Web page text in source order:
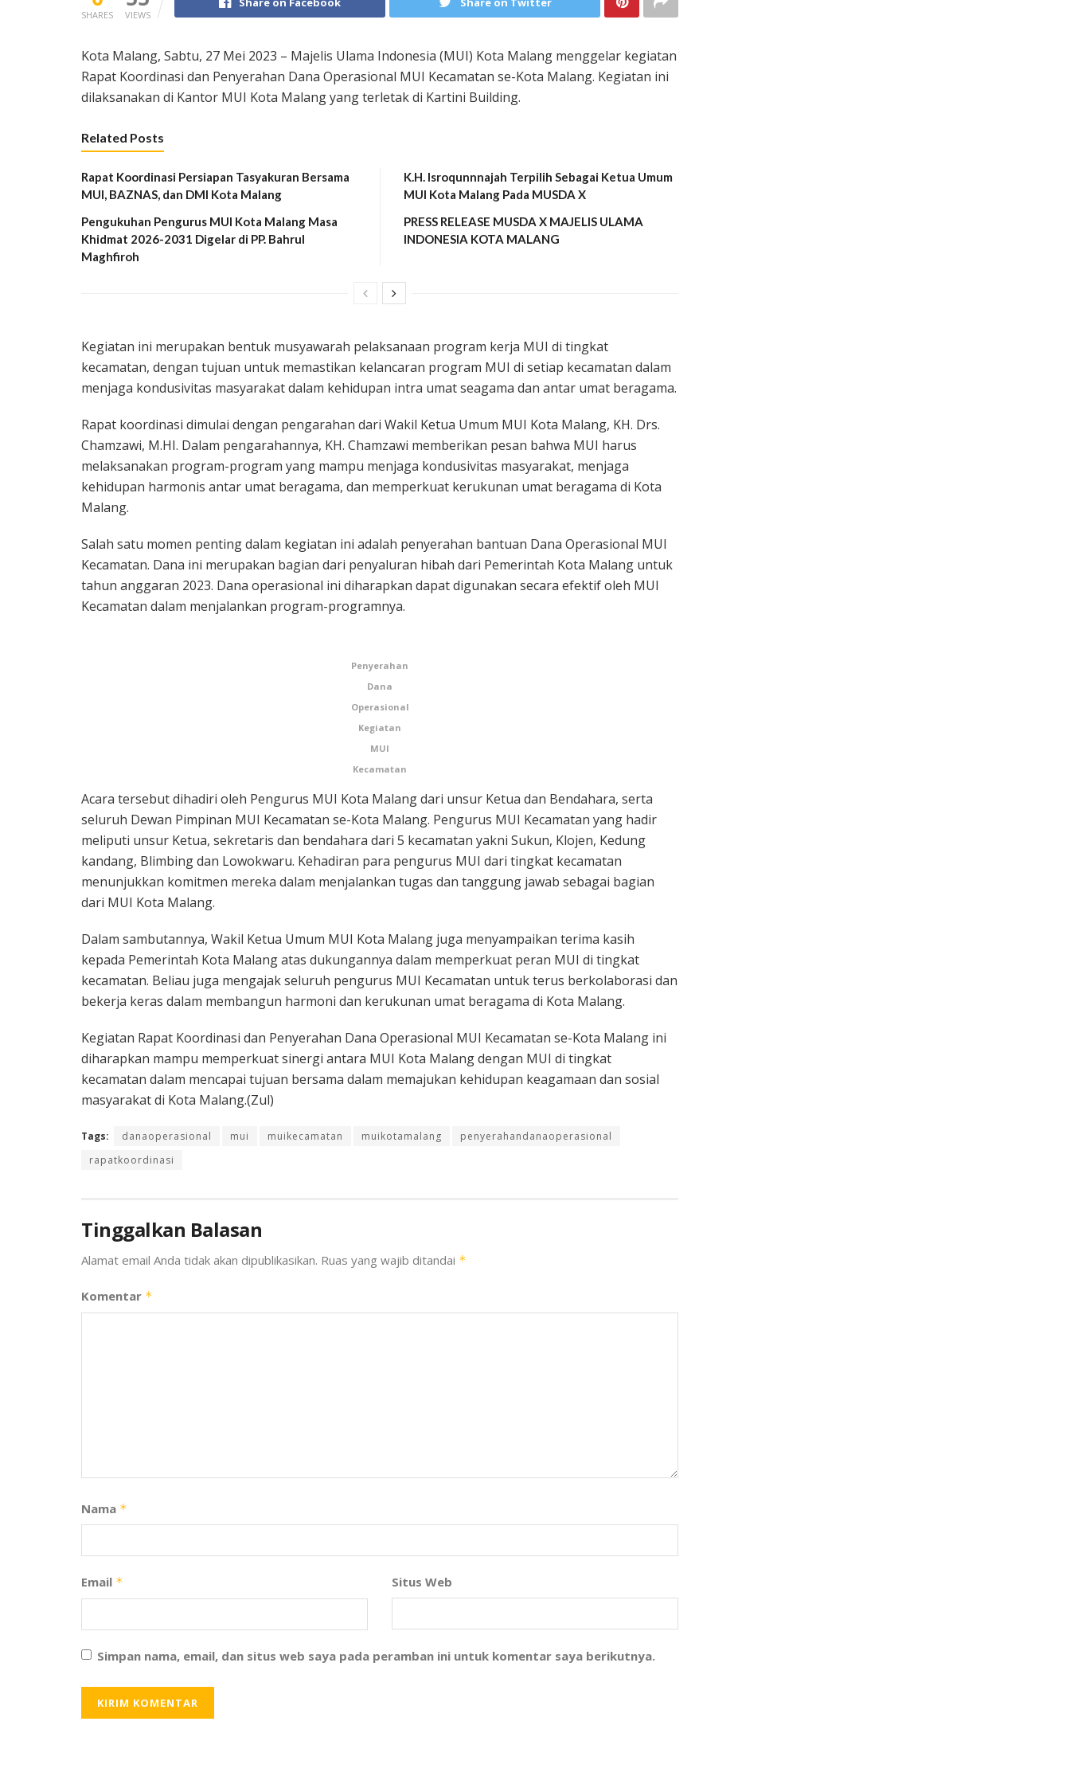
SHARES VIEWS
Kota Malang, Sabtu, 27 Mei 2023 – Majelis Ulama Indonesia (MUI) Kota Malang menggelar kegiatan
Rapat Koordinasi dan Penyerahan Dana Operasional MUI Kecamatan se-Kota Malang. Kegiatan ini
dilaksanakan di Kantor MUI Kota Malang yang terletak di Kartini Building.
Related Posts
Rapat Koordinasi Persiapan Tasyakuran Bersama
MUI, BAZNAS, dan DMI Kota Malang
Pengukuhan Pengurus MUI Kota Malang Masa
Khidmat 2026-2031 Digelar di PP. Bahrul
Maghfiroh
K.H. Isroqunnnajah Terpilih Sebagai Ketua Umum
MUI Kota Malang Pada MUSDA X
PRESS RELEASE MUSDA X MAJELIS ULAMA
INDONESIA KOTA MALANG
Kegiatan ini merupakan bentuk musyawarah pelaksanaan program kerja MUI di tingkat
kecamatan, dengan tujuan untuk memastikan kelancaran program MUI di setiap kecamatan dalam
menjaga kondusivitas masyarakat dalam kehidupan intra umat seagama dan antar umat beragama.
Rapat koordinasi dimulai dengan pengarahan dari Wakil Ketua Umum MUI Kota Malang, KH. Drs.
Chamzawi, M.HI. Dalam pengarahannya, KH. Chamzawi memberikan pesan bahwa MUI harus
melaksanakan program-program yang mampu menjaga kondusivitas masyarakat, menjaga
kehidupan harmonis antar umat beragama, dan memperkuat kerukunan umat beragama di Kota
Malang.
Salah satu momen penting dalam kegiatan ini adalah penyerahan bantuan Dana Operasional MUI
Kecamatan. Dana ini merupakan bagian dari penyaluran hibah dari Pemerintah Kota Malang untuk
tahun anggaran 2023. Dana operasional ini diharapkan dapat digunakan secara efektif oleh MUI
Kecamatan dalam menjalankan program-programnya.
Penyerahan
Dana
Operasional
Kegiatan
MUI
Kecamatan
Acara tersebut dihadiri oleh Pengurus MUI Kota Malang dari unsur Ketua dan Bendahara, serta
seluruh Dewan Pimpinan MUI Kecamatan se-Kota Malang. Pengurus MUI Kecamatan yang hadir
meliputi unsur Ketua, sekretaris dan bendahara dari 5 kecamatan yakni Sukun, Klojen, Kedung
kandang, Blimbing dan Lowokwaru. Kehadiran para pengurus MUI dari tingkat kecamatan
menunjukkan komitmen mereka dalam menjalankan tugas dan tanggung jawab sebagai bagian
dari MUI Kota Malang.
Dalam sambutannya, Wakil Ketua Umum MUI Kota Malang juga menyampaikan terima kasih
kepada Pemerintah Kota Malang atas dukungannya dalam memperkuat peran MUI di tingkat
kecamatan. Beliau juga mengajak seluruh pengurus MUI Kecamatan untuk terus berkolaborasi dan
bekerja keras dalam membangun harmoni dan kerukunan umat beragama di Kota Malang.
Kegiatan Rapat Koordinasi dan Penyerahan Dana Operasional MUI Kecamatan se-Kota Malang ini
diharapkan mampu memperkuat sinergi antara MUI Kota Malang dengan MUI di tingkat
kecamatan dalam mencapai tujuan bersama dalam memajukan kehidupan keagamaan dan sosial
masyarakat di Kota Malang.(Zul)
Tags: danaoperasional mui muikecamatan muikotamalang
penyerahandanaoperasional
rapatkoordinasi
Tinggalkan Balasan
Alamat email Anda tidak akan dipublikasikan. Ruas yang wajib ditandai *
Komentar *
Nama *
Email * Situs Web
Simpan nama, email, dan situs web saya pada peramban ini untuk komentar saya berikutnya.